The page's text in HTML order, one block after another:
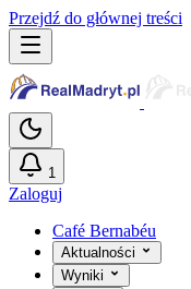
Przejdź do głównej treści
1
Zaloguj
Café Bernabéu
Aktualności
Wyniki